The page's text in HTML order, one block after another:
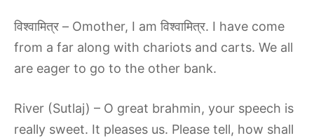
विश्वामित्र – Omother, I am विश्वामित्र. I have come
from a far along with chariots and carts. We all
are eager to go to the other bank.
River (Sutlaj) – O great brahmin, your speech is
really sweet. It pleases us. Please tell, how shall